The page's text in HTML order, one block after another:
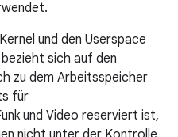
und den Userspace
sich auf den
zu dem Arbeitsspeicher
für
und Video reserviert ist,